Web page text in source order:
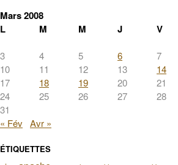
Mars 2008
L
M M J V
3
4 5 6 7
10
11 12 13 14
17
18 19 20 21
24
25 26 27 28
31
« Fév Avr »
ÉTIQUETTES